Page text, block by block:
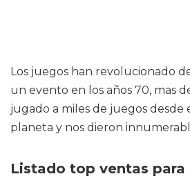
Los juegos han revolucionado
un evento en los años 70, mas
jugado a miles de juegos
planeta y nos dieron
Listado top ventas para